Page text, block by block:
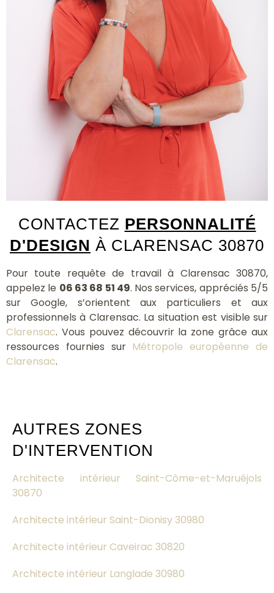
CONTACTEZ PERSONNALITÉ
D'DESIGN À CLARENSAC 30870
Pour toute requête de travail à Clarensac 30870,
appelez le 06 63 68 51 49. Nos services, appréciés 5/5
sur Google, s’orientent aux particuliers et aux
professionnels à Clarensac. La situation est visible sur
Clarensac. Vous pouvez découvrir la zone grâce aux
ressources fournies sur Métropole européenne de
Clarensac.
AUTRES ZONES
D'INTERVENTION
Architecte intérieur Saint-Côme-et-Maruéjols
30870
Architecte intérieur Saint-Dionisy 30980
Architecte intérieur Caveirac 30820
Architecte intérieur Langlade 30980